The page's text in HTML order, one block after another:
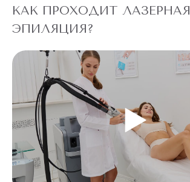
КАК ПРОХОДИТ ЛАЗЕРНАЯ
ЭПИЛЯЦИЯ?